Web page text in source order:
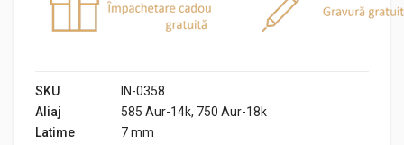
SKU
IN-0358
Aliaj
585 Aur-14k, 750 Aur-18k
Latime
7 mm